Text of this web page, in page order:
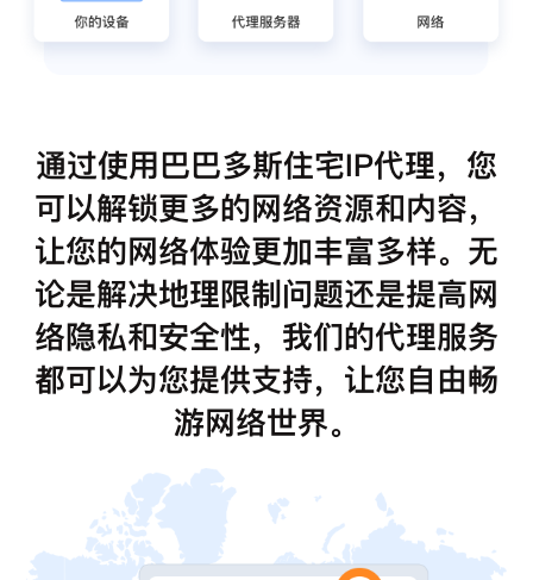
通过使用巴巴多斯住宅IP代理，您
可以解锁更多的网络资源和内容，
让您的网络体验更加丰富多样。无
论是解决地理限制问题还是提高网
络隐私和安全性，我们的代理服务
都可以为您提供支持，让您自由畅
游网络世界。